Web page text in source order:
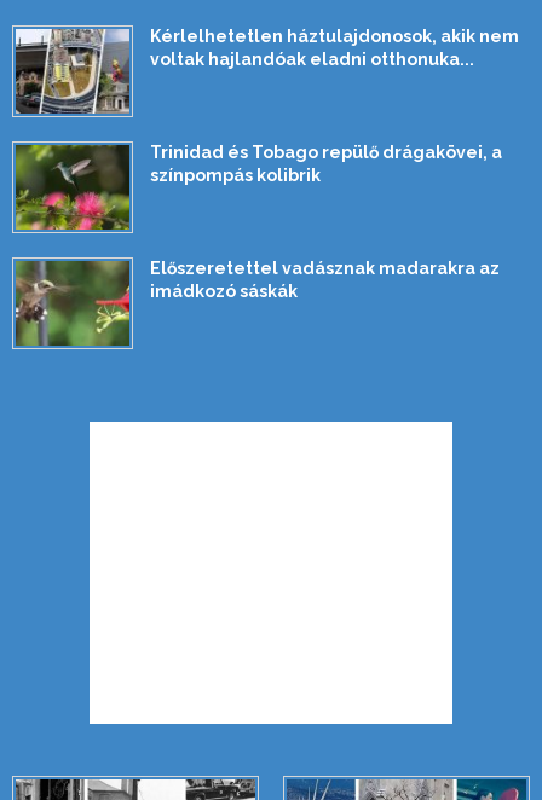
Kérlelhetetlen háztulajdonosok, akik nem
voltak hajlandóak eladni otthonuka...
Trinidad és Tobago repülő drágakövei, a
színpompás kolibrik
Előszeretettel vadásznak madarakra az
imádkozó sáskák